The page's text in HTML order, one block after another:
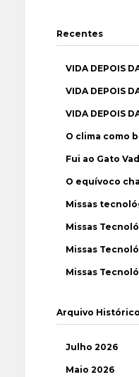
Recentes
VIDA DEPOIS
VIDA DEPOIS
VIDA DEPOIS
O clima como
Fui ao Gato
O equívoco
Missas
Missas
Missas
Missas
Arquivo Histórico
Julho 2026
Maio 2026